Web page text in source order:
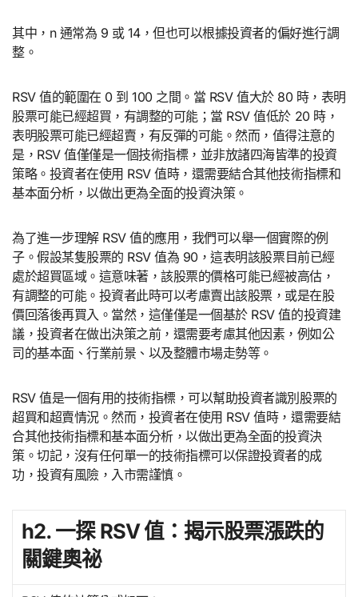
其中，n 通常為 9 或 14，但也可以根據投資者的偏好進行調
整。
RSV 值的範圍在 0 到 100 之間。當 RSV 值大於 80 時，表明
股票可能已經超買，有調整的可能；當 RSV 值低於 20 時，
表明股票可能已經超賣，有反彈的可能。然而，值得注意的
是，RSV 值僅僅是一個技術指標，並非放諸四海皆準的投資
策略。投資者在使用 RSV 值時，還需要結合其他技術指標和
基本面分析，以做出更為全面的投資決策。
為了進一步理解 RSV 值的應用，我們可以舉一個實際的例
子。假設某隻股票的 RSV 值為 90，這表明該股票目前已經
處於超買區域。這意味著，該股票的價格可能已經被高估，
有調整的可能。投資者此時可以考慮賣出該股票，或是在股
價回落後再買入。當然，這僅僅是一個基於 RSV 值的投資建
議，投資者在做出決策之前，還需要考慮其他因素，例如公
司的基本面、行業前景、以及整體市場走勢等。
RSV 值是一個有用的技術指標，可以幫助投資者識別股票的
超買和超賣情況。然而，投資者在使用 RSV 值時，還需要結
合其他技術指標和基本面分析，以做出更為全面的投資決
策。切記，沒有任何單一的技術指標可以保證投資者的成
功，投資有風險，入市需謹慎。
h2. 一探 RSV 值：揭示股票漲跌的
關鍵奧祕